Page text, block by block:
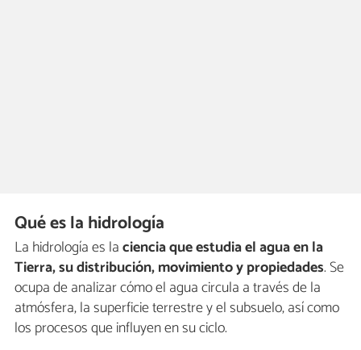
Qué es la hidrología
La hidrología es laciencia que estudia el agua en la
Tierra, su distribución, movimiento y propiedades. Se
ocupa de analizar cómo el agua circula a través de la
atmósfera, la superficie terrestre y el subsuelo, así como
los procesos que influyen en su ciclo.